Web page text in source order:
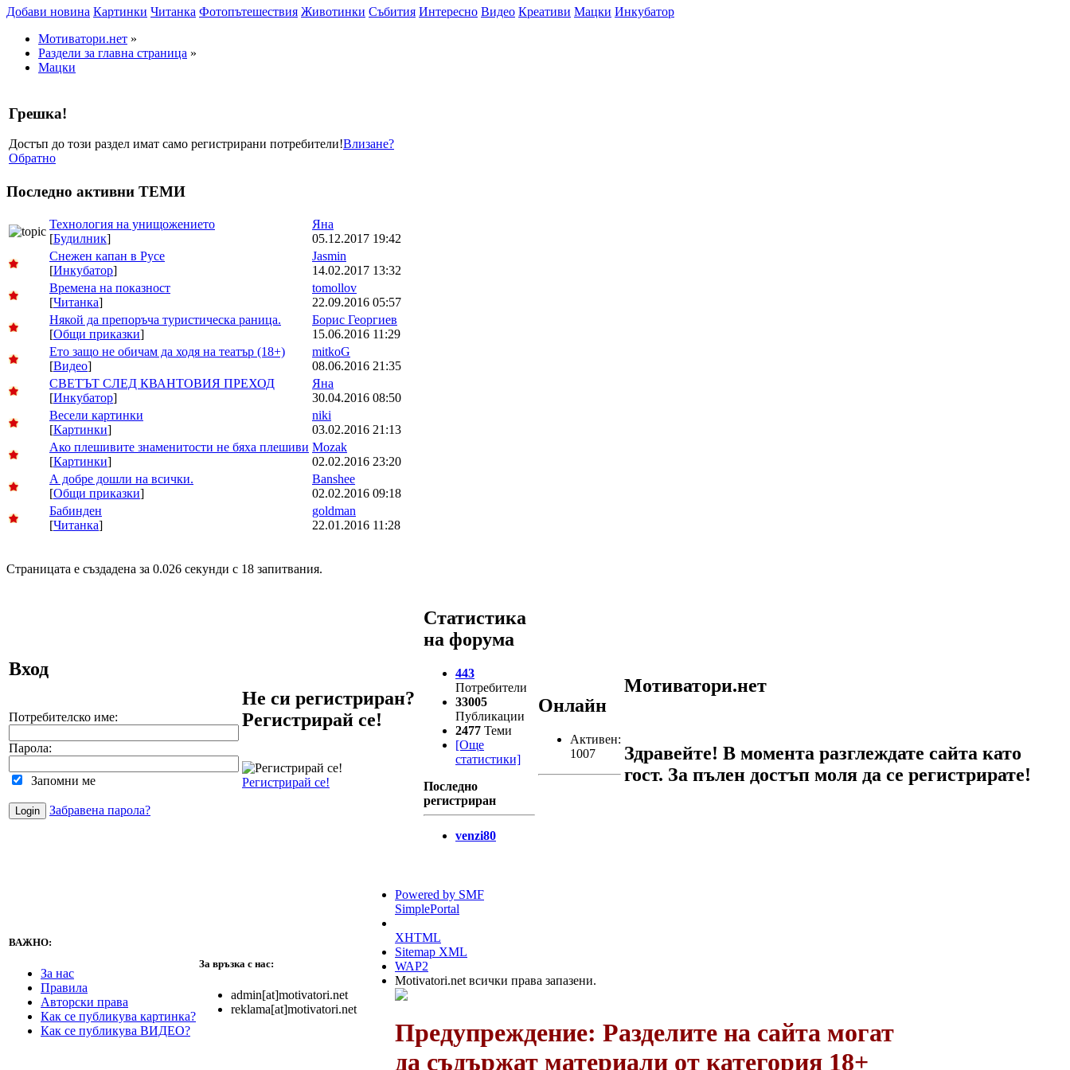
Добави новина Картинки Читанка Фотопътешествия Животинки Събития Интересно Видео Креативи Мацки Инкубатор
Мотиватори.нет »
Раздели за главна страница »
Мацки
Грешка!
Достъп до този раздел имат само регистрирани потребители!Влизане?
Обратно
Последно активни ТЕМИ
Технология на унищожението
[Будилник]
Яна
05.12.2017 19:42
Снежен капан в Русе
[Инкубатор]
Jasmin
14.02.2017 13:32
Времена на показност
[Читанка]
tomollov
22.09.2016 05:57
Някой да препоръча туристическа раница.
[Общи приказки]
Борис Георгиев
15.06.2016 11:29
Ето защо не обичам да ходя на театър (18+)
[Видео]
mitkoG
08.06.2016 21:35
СВЕТЪТ СЛЕД КВАНТОВИЯ ПРЕХОД
[Инкубатор]
Яна
30.04.2016 08:50
Весели картинки
[Картинки]
niki
03.02.2016 21:13
Ако плешивите знаменитости не бяха плешиви
[Картинки]
Mozak
02.02.2016 23:20
А добре дошли на всички.
[Общи приказки]
Banshee
02.02.2016 09:18
Бабинден
[Читанка]
goldman
22.01.2016 11:28
Страницата е създадена за 0.026 секунди с 18 запитвания.
Вход
Потребителско име:
Парола:
Запомни ме
Забравена парола?
Не си регистриран?
Регистрирай се!
Регистрирай се!
Статистика
на форума
443
Потребители
33005
Публикации
2477 Теми
[Още
статистики]
Последно
регистриран
venzi80
Онлайн
Активен:
1007
Мотиватори.нет
Здравейте! В момента разглеждате сайта като
гост. За пълен достъп моля да се регистрирате!
ВАЖНО:
За нас
Правила
Авторски права
Как се публикува картинка?
Как се публикува ВИДЕО?
За връзка с нас:
admin[at]motivatori.net
reklama[at]motivatori.net
Powered by SMF
SimplePortal
XHTML
Sitemap XML
WAP2
Motivatori.net всички права запазени.
Предупреждение: Разделите на сайта могат
да съдържат материали от категория 18+